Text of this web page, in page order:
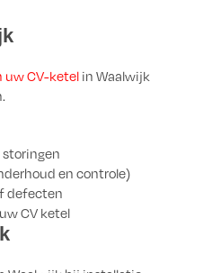
uw CV-ketel in Waalwijk
storingen
en controle)
defecten
CV ketel